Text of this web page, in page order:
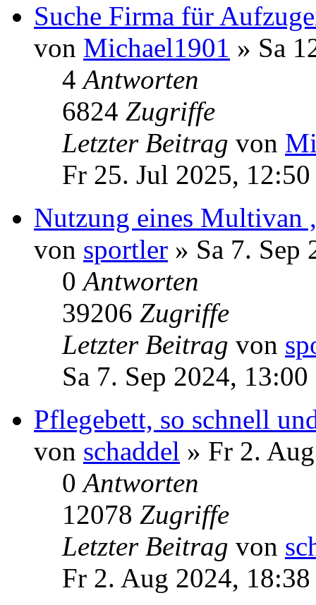
Suche Firma für
von Michael1901 » Sa
4Antworten
6824 Zugriffe
Letzter Beitrag von
Fr 25. Jul 2025, 12:50
Nutzung eines Multivan
von sportler » Sa 7. Sep
0Antworten
39206 Zugriffe
Letzter Beitrag von
Sa 7. Sep 2024, 13:00
Pflegebett, so schnell
von schaddel » Fr 2.
0Antworten
12078 Zugriffe
Letzter Beitrag von
Fr 2. Aug 2024, 18:38